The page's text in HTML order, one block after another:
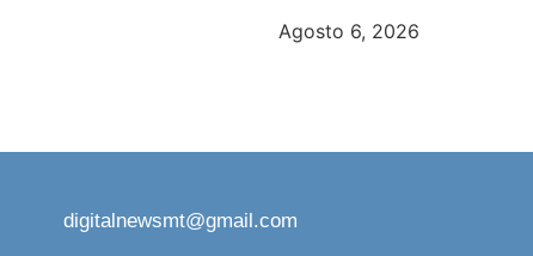
Agosto 6, 2026
digitalnewsmt@gmail.com